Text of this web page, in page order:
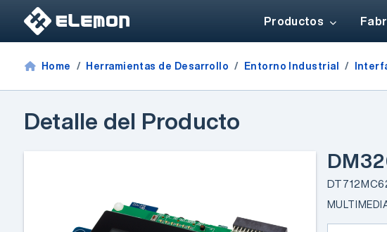
Productos
Home Herramientas de Desarrollo Entorno Industrial
Detalle del Producto